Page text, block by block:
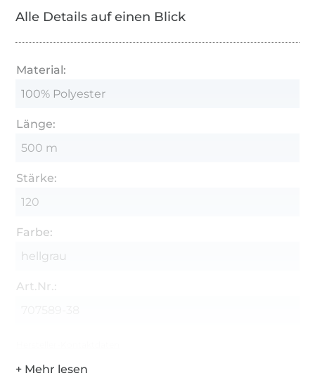
Alle Details auf einen Blick
Material:
100% Polyester
Länge:
500 m
Stärke:
120
Farbe:
hellgrau
Art.Nr.: